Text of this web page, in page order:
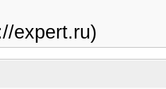
expert.ru)